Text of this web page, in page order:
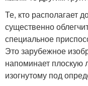
Те, кто располагает
существенно
специальное
Это зарубежное
напоминает плоскую
изогнутому под